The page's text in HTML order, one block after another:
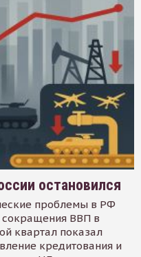
остановился
проблемы в РФ
сокращения ВВП в
квартал показал
кредитования и